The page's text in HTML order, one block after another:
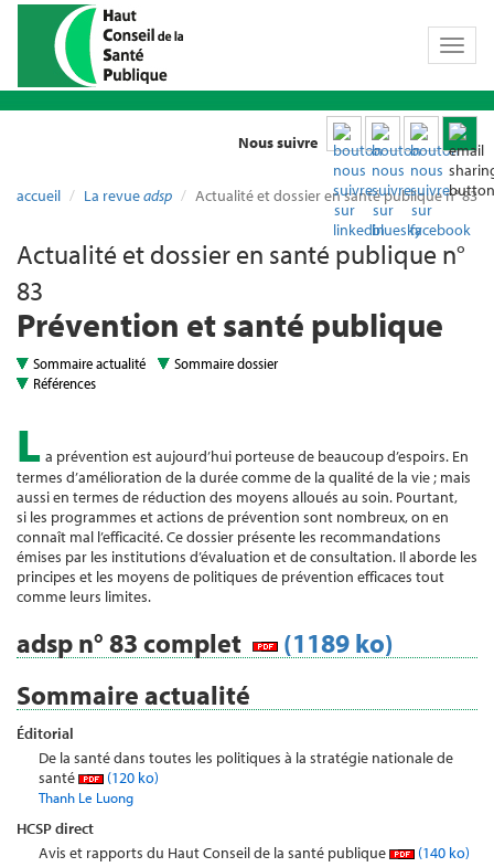
Toggle
Nous suivre
accueil La revueadsp Actualité et dossier en santé publique n° 83
Actualité et dossier en santé publique n°
83
Prévention et santé publique
Sommaire actualité
Sommaire dossier
Références
L a prévention est aujourd’hui porteuse de beaucoup d’espoirs. En
termes d’amélioration de la durée comme de la qualité de la vie ; mais
aussi en termes de réduction des moyens alloués au soin. Pourtant,
si les programmes et actions de prévention sont nombreux, on en
connaît mal l’efficacité. Ce dossier présente les recommandations
émises par les institutions d’évaluation et de consultation. Il aborde les
principes et les moyens de politiques de prévention efficaces tout
comme leurs limites.
adsp n° 83 complet
(1189 ko)
Sommaire actualité
Éditorial
De la santé dans toutes les politiques à la stratégie nationale de
santé
(120 ko)
Thanh Le Luong
HCSP direct
Avis et rapports du Haut Conseil de la santé publique
(140 ko)